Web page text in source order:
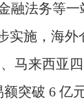
融法务等
实施，海外
马来西亚
突破 6 亿